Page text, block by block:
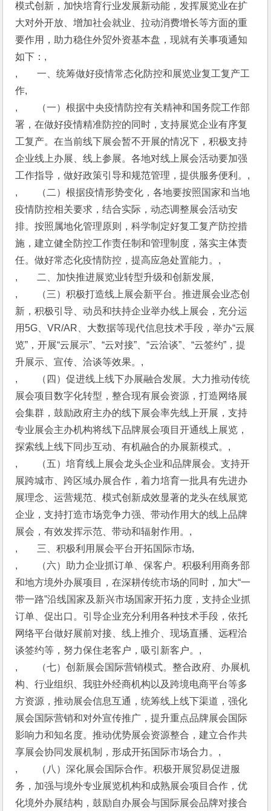
模式创新，加快培育行业发展新动能，发挥展览业在扩
大对外开放、增加社会就业、拉动消费增长等方面的重
要作用，助力稳住外贸外资基本盘，现就有关事项通知
如下：,
,　　一、统筹做好疫情常态化防控和展览业复工复产工
作,
,　　（一）根据中央疫情防控有关精神和国务院工作部
署，在做好疫情精准防控的同时，支持展览企业有序复
工复产。在当前线下展会暂不开展的情况下，积极支持
企业线上办展、线上参展。各地对线上展会活动要加强
工作指导，做好政策引导和规范管理，提供服务便利。,
,　　（二）根据疫情形势变化，各地要按照国家和当地
疫情防控相关要求，结合实际，动态调整展会活动安
排。按照属地化管理原则，科学制定好复工复产防控措
施，建立健全防控工作责任制和管理制度，落实主体责
任。做好常态化疫情防控，提高应急处置能力。,
,　　二、加快推进展览业转型升级和创新发展,
,　　（三）积极打造线上展会新平台。推进展会业态创
新，积极引导、动员和扶持企业举办线上展会，充分运
用5G、VR/AR、大数据等现代信息技术手段，举办“云展
览”，开展“云展示”、“云对接”、“云洽谈”、“云签约”，提
升展示、宣传、洽谈等效果。,
,　　（四）促进线上线下办展融合发展。大力推动传统
展会项目数字化转型，整合现有展会资源，打造网络展
会集群，鼓励政府主办的线下展会率先线上开展，支持
专业展会主办机构将线下品牌展会项目开通线上展览，
探索线上线下同步互动、有机融合的办展新模式。,
,　　（五）培育线上展会龙头企业和品牌展会。支持开
展跨城市、跨区域办展合作，着力培育一批具有先进办
展理念、运营规范、模式创新成效显著的龙头在线展览
企业，支持打造市场竞争力强、带动作用大的线上品牌
展会，有效发挥示范、带动和辐射作用。,
,　　三、积极利用展会平台开拓国际市场,
,　　（六）助力企业抓订单、保客户。积极利用商务部
和地方境外办展项目，在深耕传统市场的同时，加大“一
带一路”沿线国家及新兴市场国家开拓力度，支持企业抓
订单、促出口。引导企业充分利用各种技术手段，依托
网络平台做好展前对接、线上推介、现场直播、远程洽
谈签约等，努力保住老客户，吸引新客户。,
,　　（七）创新展会国际营销模式。整合政府、办展机
构、行业组织、我驻外经商机构以及跨境电商平台等多
方资源，推动展会信息互通，统筹线上线下渠道，强化
展会国际营销和对外宣传推广，提升重点品牌展会国际
影响力和知名度。推动优势展会资源整合，建立合作共
享展会协同发展机制，形成开拓国际市场合力。,
,　　（八）深化展会国际合作。积极开展贸易促进服
务，加强与境外专业展览机构和成熟展会项目合作，优
化境外办展结构，鼓励自办展会与国际展会品牌对接合